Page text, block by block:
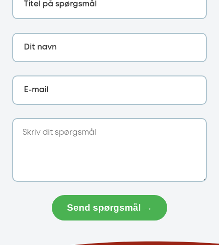
Titel på spørgsmål
Dit navn
E-mail
Send spørgsmål →